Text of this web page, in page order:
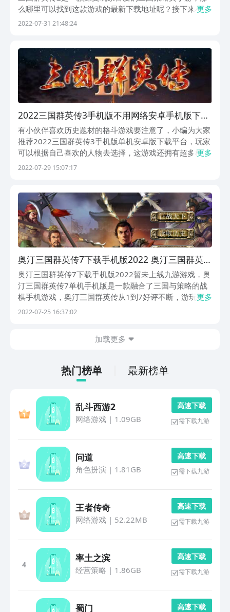
么哪里可以找到这款游戏的最新下载地址呢？接下来小编
就来为大家详细介绍这款游戏，感兴趣的话就一起来看看
更多
2022-07-31 21:48:24
2022三国群英传3手机版不用网络安卓手机版下载
三国群英传3手机版单机安卓版下载分享
有小伙伴喜欢历史题材的格斗游戏要注意了，小编为大家
推荐2022三国群英传3手机版单机安卓版下载平台，玩家
可以根据自己喜欢的人物去选择，这游戏还拥有超多模
式，超多历史场景，那么下载游戏的地址在哪里呢？跟着
更多
2022-07-29 15:07:17
奥汀三国群英传7下载手机版2022 奥汀三国群英传
7下载方法
奥汀三国群英传7下载手机版2022暂未上线九游游戏，奥
汀三国群英传7单机手机版是一款融合了三国与策略的战
棋手机游戏，奥汀三国群英传从1到7好评不断，游玩并且
通关的玩家纷纷期待下一部奥汀三国群英传的制作，作为
更多
2022-07-25 16:37:02
加载更多
热门榜单 最新榜单
乱斗西游2
网络游戏| 1.09GB
高 速 下 载
需下载九游
问道
角色扮演 | 1.81GB
高 速 下 载
需下载九游
王者传奇
网络游戏| 52.22MB
高 速 下 载
需下载九游
4
率土之滨
经营策略 | 1.86GB
高 速 下 载
需下载九游
蜀门 高 速 下 载